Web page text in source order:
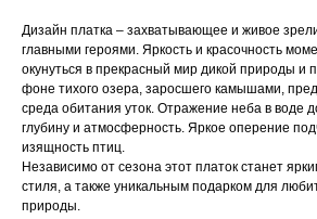
Дизайн платка – захватывающее и живое
главными героями. Яркость и красочность
окунуться в прекрасный мир дикой природы и
фоне тихого озера, заросшего камышами,
среда обитания уток. Отражение неба в воде
глубину и атмосферность. Яркое оперение
изящность птиц.
Независимо от сезона этот платок станет
стиля, а также уникальным подарком для
природы.